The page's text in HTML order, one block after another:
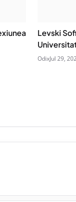
Levski
OdixJul 29,